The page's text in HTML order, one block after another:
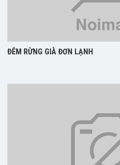
ĐÊM RỪNG GIÀ ĐƠN LẠNH